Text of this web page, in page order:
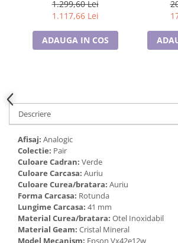
1.299,60 Lei
1.117,66 Lei
ADAUGA IN COS
Descriere
Afisaj: Analogic
Colectie: Pair
Culoare Cadran: Verde
Culoare Carcasa: Auriu
Culoare Curea/bratara: Auriu
Forma Carcasa: Rotunda
Lungime Carcasa: 41 mm
Material Curea/bratara: Otel Inoxidabil
Material Geam: Cristal Mineral
Model Mecanism: Epson Vx42e12w